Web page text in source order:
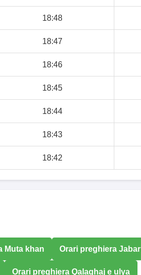
18:48
18:47
18:46
18:45
18:44
18:43
18:42
Muta khan Orari preghiera Jabar
Orari preghiera Qalaghaj e ulya